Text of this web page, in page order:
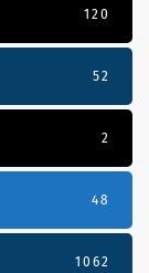
120
52
2
48
1062